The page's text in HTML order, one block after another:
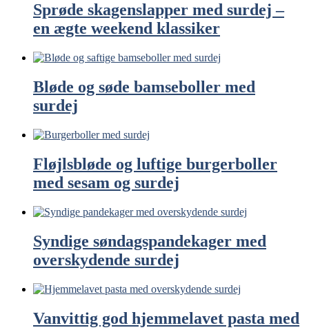
Sprøde skagenslapper med surdej –
en ægte weekend klassiker
Bløde og søde bamseboller med
surdej
Fløjlsbløde og luftige burgerboller
med sesam og surdej
Syndige søndagspandekager med
overskydende surdej
Vanvittig god hjemmelavet pasta med